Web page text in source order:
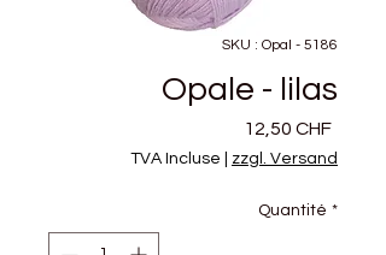
SKU : Opal - 5186
Opale - lilas
12,50 CHFPrix
TVA Incluse zzgl. Versand
Quantité *